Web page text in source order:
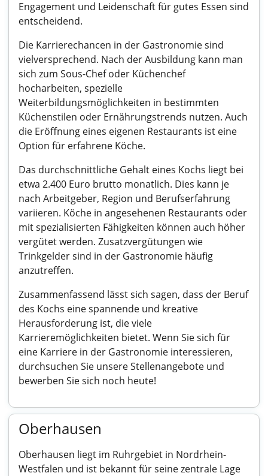
Engagement und Leidenschaft für gutes Essen sind
entscheidend.
Die Karrierechancen in der Gastronomie sind
vielversprechend. Nach der Ausbildung kann man
sich zum Sous-Chef oder Küchenchef
hocharbeiten, spezielle
Weiterbildungsmöglichkeiten in bestimmten
Küchenstilen oder Ernährungstrends nutzen. Auch
die Eröffnung eines eigenen Restaurants ist eine
Option für erfahrene Köche.
Das durchschnittliche Gehalt eines Kochs liegt bei
etwa 2.400 Euro brutto monatlich. Dies kann je
nach Arbeitgeber, Region und Berufserfahrung
variieren. Köche in angesehenen Restaurants oder
mit spezialisierten Fähigkeiten können auch höher
vergütet werden. Zusatzvergütungen wie
Trinkgelder sind in der Gastronomie häufig
anzutreffen.
Zusammenfassend lässt sich sagen, dass der Beruf
des Kochs eine spannende und kreative
Herausforderung ist, die viele
Karrieremöglichkeiten bietet. Wenn Sie sich für
eine Karriere in der Gastronomie interessieren,
durchsuchen Sie unsere Stellenangebote und
bewerben Sie sich noch heute!
Oberhausen
Oberhausen liegt im Ruhrgebiet in Nordrhein-
Westfalen und ist bekannt für seine zentrale Lage